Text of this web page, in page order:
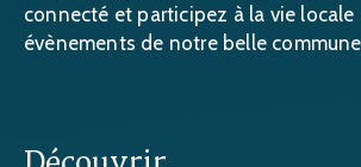
connecté et participez à la vie locale
évènements de notre belle